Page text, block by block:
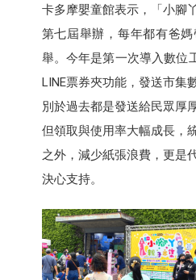
卡多摩嬰童館表示，「小腳
第七屆舉辦，每年都有爸
舉。今年是第一次導入數位
LINE票券夾功能，發送市集
別於過去都是發送給民眾厚
但領取與使用率大幅成長，
之外，減少紙張浪費，更是
決心支持。